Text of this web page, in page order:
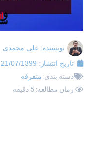
نویسنده:علی محمدی
تاریخ انتشار: 21/07/1399
دسته بندی:متفرقه
زمان مطالعه: 5 دقیقه